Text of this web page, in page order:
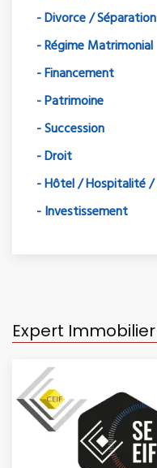
- Divorce / Séparation
- Régime Matrimonial
- Financement
- Patrimoine
- Succession
- Droit
- Hôtel / Hospitalité /
- Investissement
Expert